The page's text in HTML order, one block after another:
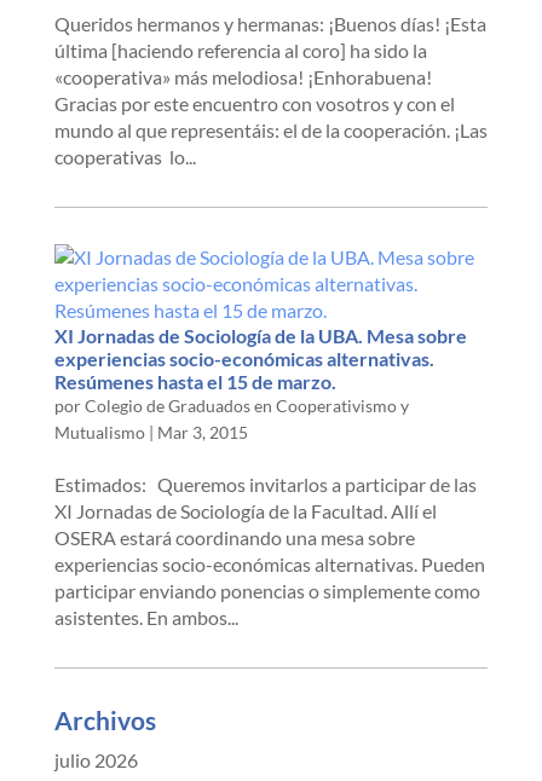
Queridos hermanos y hermanas: ¡Buenos días! ¡Esta
última [haciendo referencia al coro] ha sido la
«cooperativa» más melodiosa! ¡Enhorabuena!
Gracias por este encuentro con vosotros y con el
mundo al que representáis: el de la cooperación. ¡Las
cooperativas lo...
XI Jornadas de Sociología de la UBA. Mesa sobre
experiencias socio-económicas alternativas.
Resúmenes hasta el 15 de marzo.
porColegio de Graduados en Cooperativismo y
Mutualismo| Mar 3, 2015
Estimados: Queremos invitarlos a participar de las
XI Jornadas de Sociología de la Facultad. Allí el
OSERA estará coordinando una mesa sobre
experiencias socio-económicas alternativas. Pueden
participar enviando ponencias o simplemente como
asistentes. En ambos...
Archivos
julio 2026